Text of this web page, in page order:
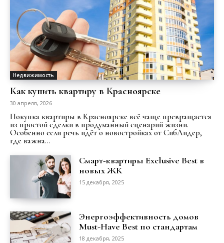
Недвижимость
Как купить квартиру в Красноярске
30 апреля, 2026
Покупка квартиры в Красноярске всё чаще превращается
из простой сделки в продуманный сценарий жизни.
Особенно если речь идёт о новостройках от СибЛидер,
где важна...
Смарт-квартиры Exclusive Best в
новых ЖК
15 декабря, 2025
Энергоэффективность домов
Must-Have Best по стандартам
18 декабря, 2025